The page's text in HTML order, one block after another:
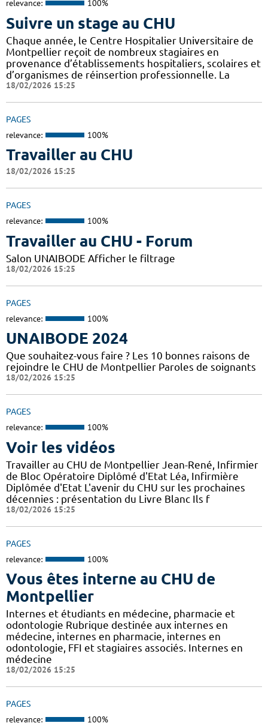
relevance: 100%
Suivre un stage au CHU
Chaque année, le Centre Hospitalier Universitaire de
Montpellier reçoit de nombreux stagiaires en
provenance d’établissements hospitaliers, scolaires et
d’organismes de réinsertion professionnelle. La
18/02/2026 15:25
PAGES
relevance: 100%
Travailler au CHU
18/02/2026 15:25
PAGES
relevance: 100%
Travailler au CHU - Forum
Salon UNAIBODE Afficher le filtrage
18/02/2026 15:25
PAGES
relevance: 100%
UNAIBODE 2024
Que souhaitez-vous faire ? Les 10 bonnes raisons de
rejoindre le CHU de Montpellier Paroles de soignants
18/02/2026 15:25
PAGES
relevance: 100%
Voir les vidéos
Travailler au CHU de Montpellier Jean-René, Infirmier
de Bloc Opératoire Diplômé d'Etat Léa, Infirmière
Diplômée d'Etat L'avenir du CHU sur les prochaines
décennies : présentation du Livre Blanc Ils f
18/02/2026 15:25
PAGES
relevance: 100%
Vous êtes interne au CHU de
Montpellier
Internes et étudiants en médecine, pharmacie et
odontologie Rubrique destinée aux internes en
médecine, internes en pharmacie, internes en
odontologie, FFI et stagiaires associés. Internes en
médecine
18/02/2026 15:25
PAGES
relevance: 100%